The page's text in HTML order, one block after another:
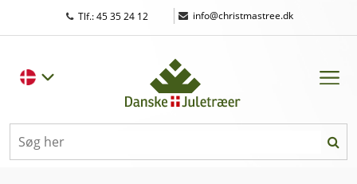
Tlf.: 45 35 24 12 | info@christmastree.dk